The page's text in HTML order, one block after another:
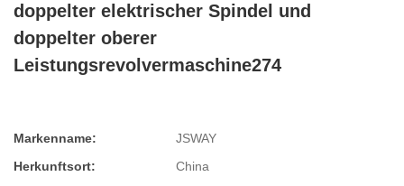
doppelter elektrischer Spindel und
doppelter oberer
Leistungsrevolvermaschine274
Markenname:
JSWAY
Herkunftsort:
China